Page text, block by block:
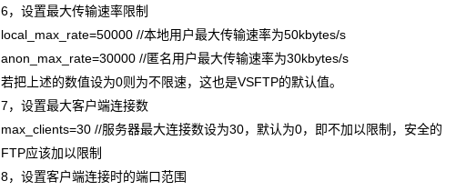
6，设置最大传输速率限制
local_max_rate=50000 //本地用户最大传输速率为50kbytes/s
anon_max_rate=30000 //匿名用户最大传输速率为30kbytes/s
若把上述的数值设为0则为不限速，这也是VSFTP的默认值。
7，设置最大客户端连接数
max_clients=30 //服务器最大连接数设为30，默认为0，即不加以限制，安全的
FTP应该加以限制
8，设置客户端连接时的端口范围